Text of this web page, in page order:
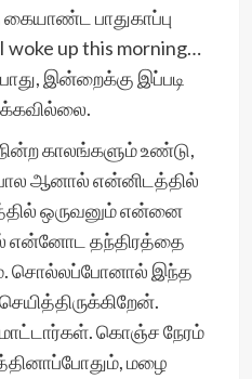
கையாண்ட பாதுகாப்பு
up this morning…
இன்றைக்கு இப்படி
காலங்களும் உண்டு,
ஆனால் என்னிடத்தில்
ஒருவனும் என்னை
என்னோட தந்திரத்தை
சொல்லப்போனால் இந்த
கொஞ்ச நேரம்
மழை